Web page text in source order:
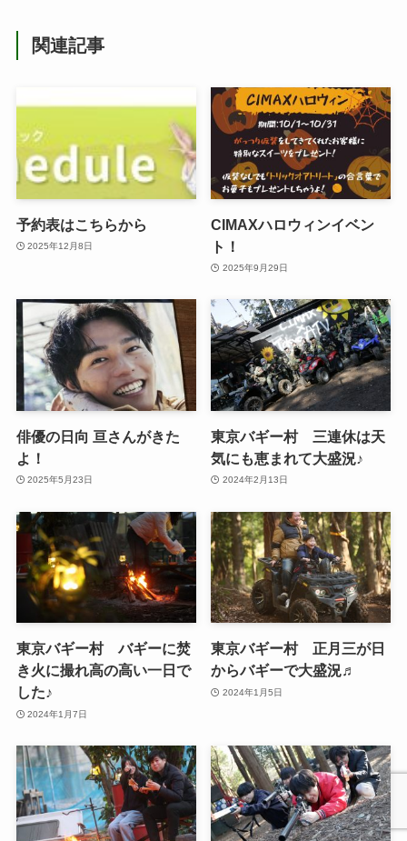
関連記事
予約表はこちらから
2025年12月8日
CIMAXハロウィンイベン
ト！
2025年9月29日
俳優の日向 亘さんがきた
よ！
2025年5月23日
東京バギー村 三連休は天
気にも恵まれて大盛況♪
2024年2月13日
東京バギー村 バギーに焚
き火に撮れ高の高い一日で
した♪
2024年1月7日
東京バギー村 正月三が日
からバギーで大盛況♬
2024年1月5日